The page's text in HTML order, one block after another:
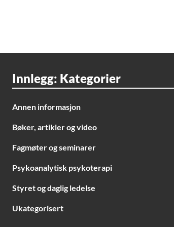
Innlegg: Kategorier
Annen informasjon
Bøker, artikler og video
Fagmøter og seminarer
Psykoanalytisk psykoterapi
Styret og daglig ledelse
Ukategorisert